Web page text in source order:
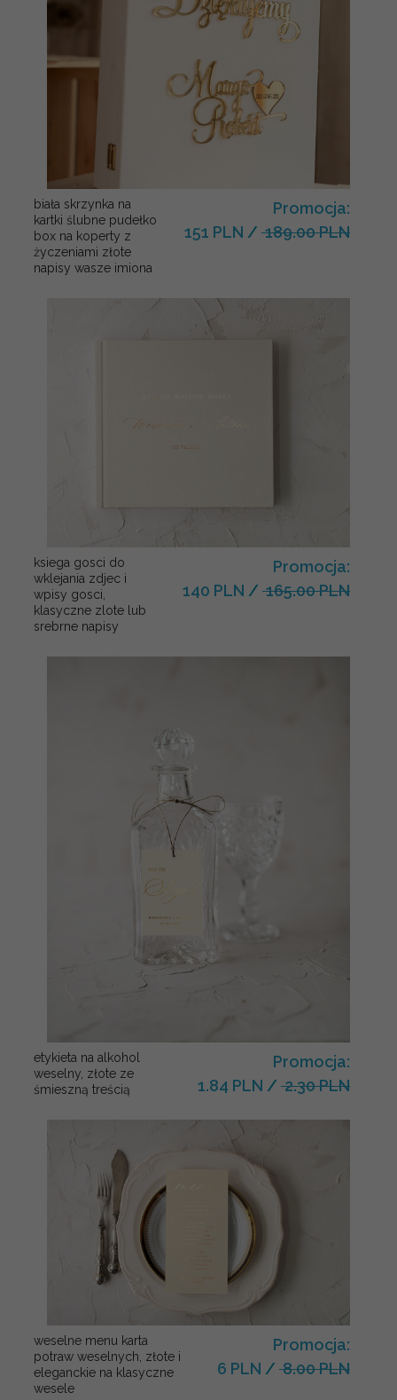
biała skrzynka na
kartki ślubne pudełko
box na koperty z
życzeniami złote
napisy wasze imiona
Promocja:
151 PLN / 189.00 PLN
ksiega gosci do
wklejania zdjec i
wpisy gosci,
klasyczne zlote lub
srebrne napisy
Promocja:
140 PLN / 165.00 PLN
etykieta na alkohol
weselny, złote ze
śmieszną treścią
Promocja:
1.84 PLN / 2.30 PLN
weselne menu karta
potraw weselnych, złote i
eleganckie na klasyczne
wesele
Promocja:
6 PLN / 8.00 PLN